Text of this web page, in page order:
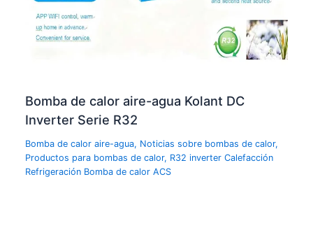
Bomba de calor aire-agua Kolant DC
Inverter Serie R32
Bomba de calor aire-agua, Noticias sobre bombas de calor,
Productos para bombas de calor, R32 inverter Calefacción
Refrigeración Bomba de calor ACS